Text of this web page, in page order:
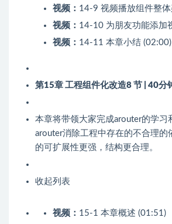
视频： 14-9 视频播放组件整
视频： 14-10 为朋友功能添加
视频： 14-11 本章小结 (02:00)
第15章 工程组件化改造8 节 | 40分
本章将带领大家完成arouter的学习
arouter消除工程中存在的不合理的
的可扩展性更强，结构更合理。
收起列表
视频： 15-1 本章概述 (01:51)